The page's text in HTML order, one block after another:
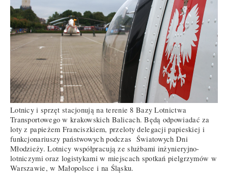
Lotnicy i sprzęt stacjonują na terenie 8 Bazy Lotnictwa
Transportowego w krakowskich Balicach. Będą odpowiadać za
loty z papieżem Franciszkiem, przeloty delegacji papieskiej i
funkcjonariuszy państwowych podczas Światowych Dni
Młodzieży. Lotnicy współpracują ze służbami inżynieryjno-
lotniczymi oraz logistykami w miejscach spotkań pielgrzymów w
Warszawie, w Małopolsce i na Śląsku.